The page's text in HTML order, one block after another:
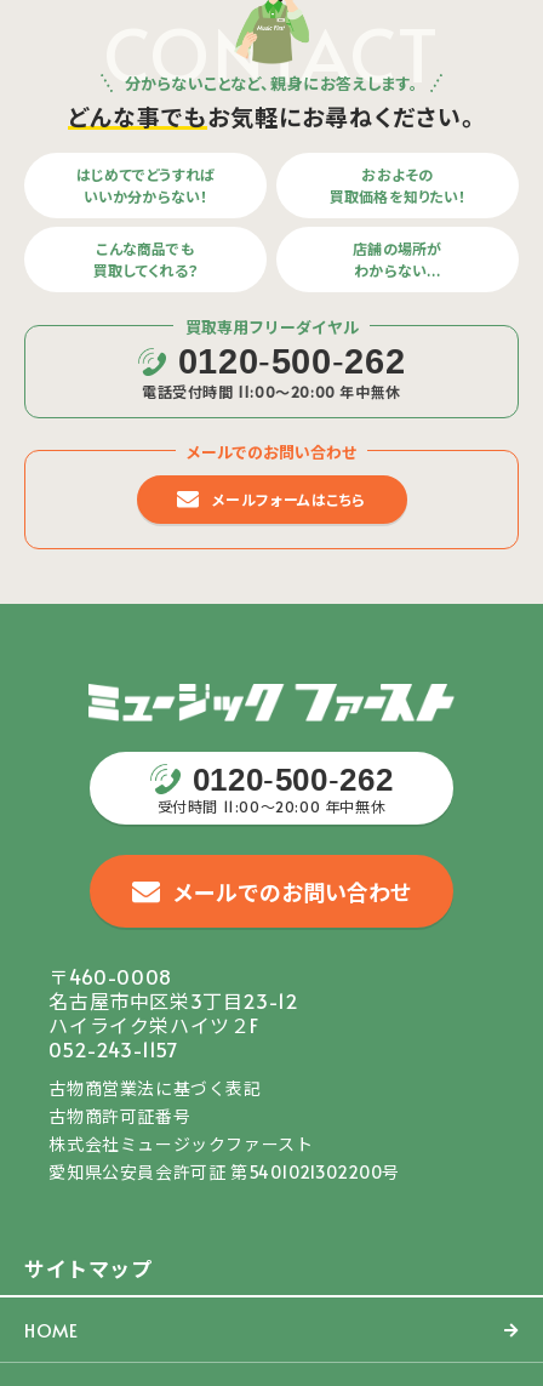
CONTACT
分からないことなど、親身にお答えします。
どんな事でもお気軽にお尋ねください。
はじめてでどうすれば
いいか分からない！
おおよその
買取価格を知りたい！
こんな商品でも
買取してくれる？
店舗の場所が
わからない…
買取専用フリーダイヤル
0120-500-262
電話受付時間 11:00〜20:00 年中無休
メールでのお問い合わせ
メールフォームはこちら
サイトマップ
HOME
0120-500-262
受付時間 11:00〜20:00 年中無休
メールでのお問い合わせ
〒460-0008
名古屋市中区栄3丁目23-12
ハイライク栄ハイツ２F
052-243-1157
古物商営業法に基づく表記
古物商許可証番号
株式会社ミュージックファースト
愛知県公安員会許可証 第5401021302200号